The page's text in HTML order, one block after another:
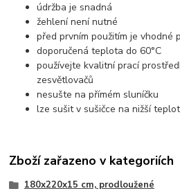
údržba je snadná
žehlení není nutné
před prvním použitím je vhodné
doporučená teplota do 60°C
používejte kvalitní prací
zesvětlovačů
nesušte na přímém sluníčku
lze sušit v sušičce na nižší
Zboží zařazeno v kategoriích
180x220x15 cm, prodloužené